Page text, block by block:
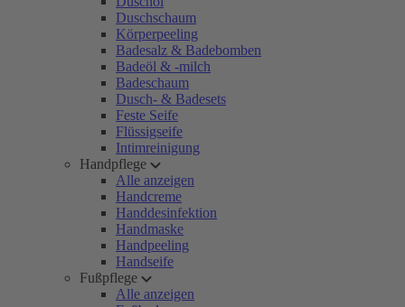
Duschschaum
Körperpeeling
Badesalz & Badebomben
Badeöl & -milch
Badeschaum
Dusch- & Badesets
Feste Seife
Flüssigseife
Intimreinigung
Handpflege
Alle anzeigen
Handcreme
Handdesinfektion
Handmaske
Handpeeling
Handseife
Fußpflege
Alle anzeigen